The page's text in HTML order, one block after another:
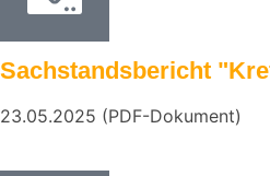
Sachstandsbericht
23.05.2025 (PDF-Dokument)